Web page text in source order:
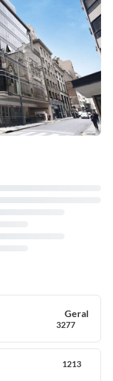
Geral
3277
1213